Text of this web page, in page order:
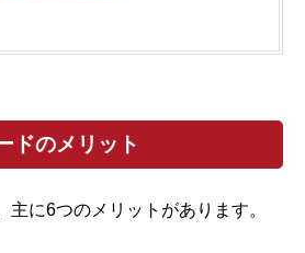
ドのメリット
主に6つのメリットがあります。